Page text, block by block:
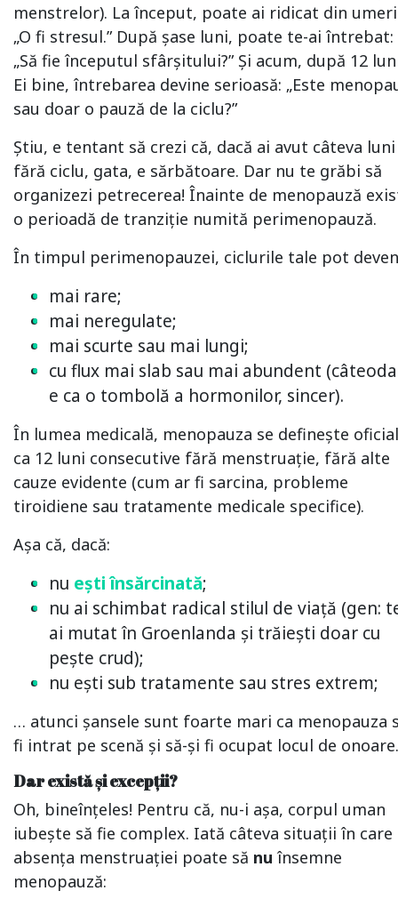
menstrelor). La început, poate ai ridicat din
„O fi stresul.” După șase luni, poate te-ai întrebat:
„Să fie începutul sfârșitului?” Și acum, după 12
Ei bine, întrebarea devine serioasă: „Este
sau doar o pauză de la ciclu?”
Știu, e tentant să crezi că, dacă ai avut câteva luni
fără ciclu, gata, e sărbătoare. Dar nu te grăbi să
organizezi petrecerea! Înainte de menopauză
o perioadă de tranziție numită perimenopauză.
În timpul perimenopauzei, ciclurile tale pot
mai rare;
mai neregulate;
mai scurte sau mai lungi;
cu flux mai slab sau mai abundent
e ca o tombolă a hormonilor, sincer).
În lumea medicală, menopauza se definește oficial
ca 12 luni consecutive fără menstruație, fără alte
cauze evidente (cum ar fi sarcina, probleme
tiroidiene sau tratamente medicale specifice).
Așa că, dacă:
nu ești însărcinată;
nu ai schimbat radical stilul de viață (gen:
ai mutat în Groenlanda și trăiești doar cu
pește crud);
nu ești sub tratamente sau stres extrem;
… atunci șansele sunt foarte mari ca menopauza
fi intrat pe scenă și să-și fi ocupat locul de onoare.
Dar există și excepții?
Oh, bineînțeles! Pentru că, nu-i așa, corpul uman
iubește să fie complex. Iată câteva situații în care
absența menstruației poate să nu însemne
menopauză: